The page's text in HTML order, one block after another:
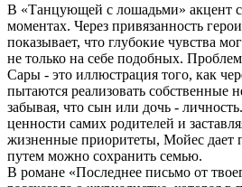
В «Танцующей с лошадьми» акцент
моментах. Через привязанность
показывает, что глубокие чувства
не только на себе подобных.
Сары - это иллюстрация того, как
пытаются реализовать собственные
забывая, что сын или дочь -
ценности самих родителей и
жизненные приоритеты, Мойес дает
путем можно сохранить семью.
В романе «Последнее письмо от